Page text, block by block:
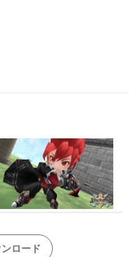
ロード